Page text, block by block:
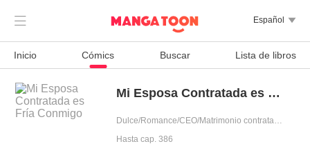
 Español 
Inicio Cómics Buscar Lista de libros
Mi Esposa Contratada es Fría Conmigo
Dulce/Romance/CEO/Matrimonio contratado/Predestinado/Lindo/Pura/Doble personalidad/Encantador/Rico/Oficina
Hasta cap. 386